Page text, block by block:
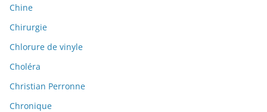
Chine
Chirurgie
Chlorure de vinyle
Choléra
Christian Perronne
Chronique